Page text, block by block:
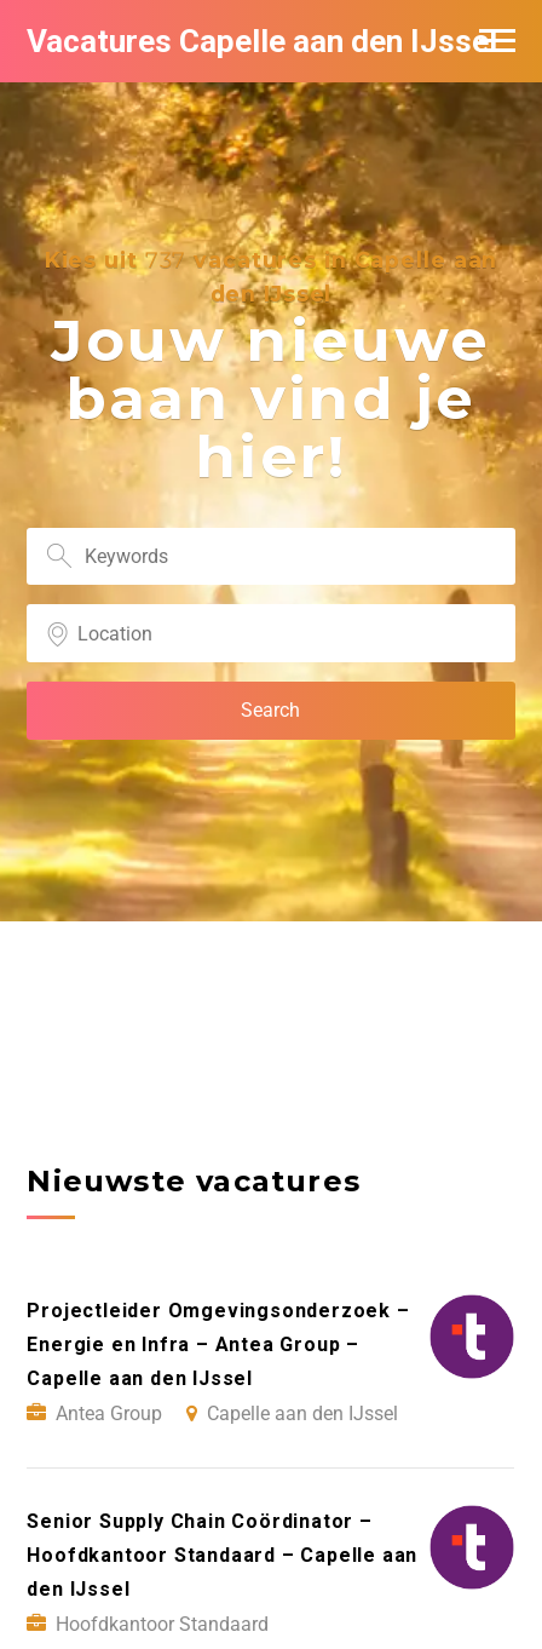
Vacatures Capelle aan den IJssel
Kies uit737vacatures in Capelle aan
den IJssel
Jouw nieuwe
baan vind je
hier!
Nieuwste vacatures
Projectleider Omgevingsonderzoek –
Energie en Infra – Antea Group –
Capelle aan den IJssel
Antea Group
Capelle aan den IJssel
Senior Supply Chain Coördinator –
Hoofdkantoor Standaard – Capelle aan
den IJssel
Hoofdkantoor Standaard